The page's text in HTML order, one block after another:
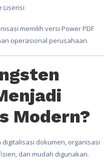
Lisensi
memilih versi Power PDF
operasional perusahaan.
Modern?
dokumen, organisasi
dan mudah digunakan.